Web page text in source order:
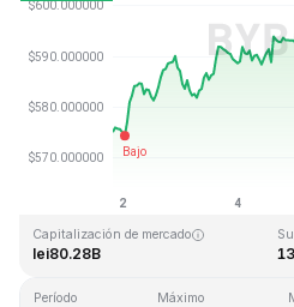
Última actualización: 2026-08-08, 20:02
Capitalización de mercado
lei80.28B
Período Máximo